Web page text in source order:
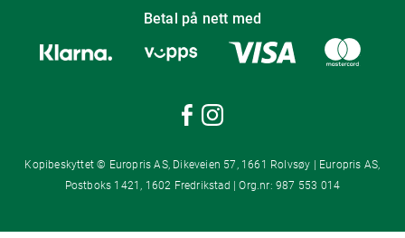
Betal på nett med
Kopibeskyttet © Europris AS, Dikeveien 57, 1661 Rolvsøy | Europris AS,
Postboks 1421, 1602 Fredrikstad | Org.nr: 987 553 014